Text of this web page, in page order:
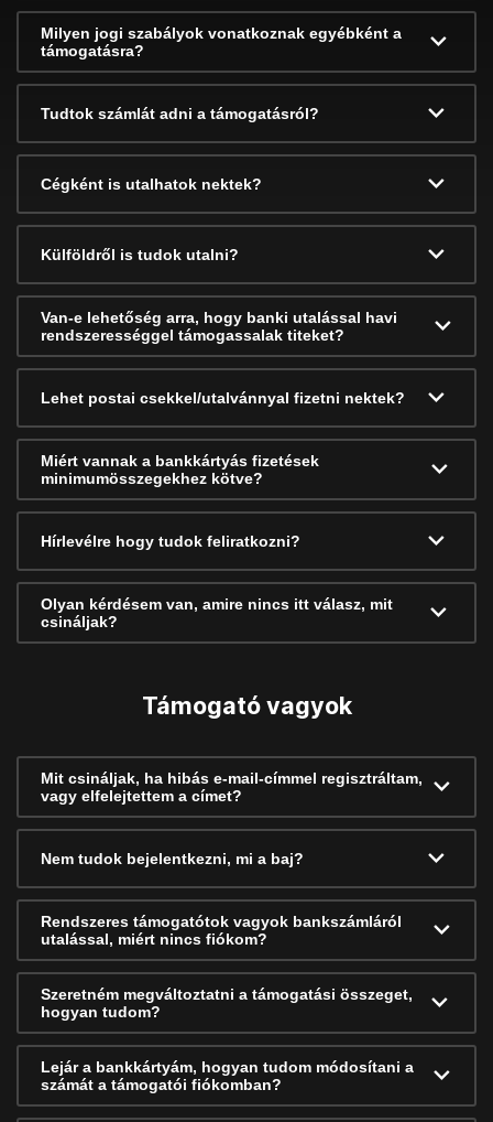
Milyen jogi szabályok vonatkoznak egyébként a
támogatásra?
Tudtok számlát adni a támogatásról?
Cégként is utalhatok nektek?
Külföldről is tudok utalni?
Van-e lehetőség arra, hogy banki utalással havi
rendszerességgel támogassalak titeket?
Lehet postai csekkel/utalvánnyal fizetni nektek?
Miért vannak a bankkártyás fizetések
minimumösszegekhez kötve?
Hírlevélre hogy tudok feliratkozni?
Olyan kérdésem van, amire nincs itt válasz, mit
csináljak?
Támogató vagyok
Mit csináljak, ha hibás e-mail-címmel regisztráltam,
vagy elfelejtettem a címet?
Nem tudok bejelentkezni, mi a baj?
Rendszeres támogatótok vagyok bankszámláról
utalással, miért nincs fiókom?
Szeretném megváltoztatni a támogatási összeget,
hogyan tudom?
Lejár a bankkártyám, hogyan tudom módosítani a
számát a támogatói fiókomban?